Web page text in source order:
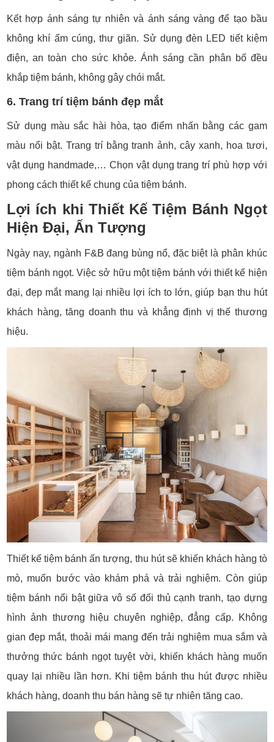
Kết hợp ánh sáng tự nhiên và ánh sáng vàng để tạo bầu
không khí ấm cúng, thư giãn. Sử dụng đèn LED tiết kiệm
điện, an toàn cho sức khỏe. Ánh sáng cần phân bố đều
khắp tiệm bánh, không gây chói mắt.
6. Trang trí tiệm bánh đẹp mắt
Sử dụng màu sắc hài hòa, tạo điểm nhấn bằng các gam
màu nổi bật. Trang trí bằng tranh ảnh, cây xanh, hoa tươi,
vật dụng handmade,… Chọn vật dụng trang trí phù hợp với
phong cách thiết kế chung của tiệm bánh.
Lợi ích khi Thiết Kế Tiệm Bánh Ngọt
Hiện Đại, Ấn Tượng
Ngày nay, ngành F&B đang bùng nổ, đặc biệt là phân khúc
tiệm bánh ngọt. Việc sở hữu một tiệm bánh với thiết kế hiện
đại, đẹp mắt mang lại nhiều lợi ích to lớn, giúp bạn thu hút
khách hàng, tăng doanh thu và khẳng định vị thế thương
hiệu.
Thiết kế tiệm bánh ấn tượng, thu hút sẽ khiến khách hàng tò
mò, muốn bước vào khám phá và trải nghiệm. Còn giúp
tiệm bánh nổi bật giữa vô số đối thủ cạnh tranh, tạo dựng
hình ảnh thương hiệu chuyên nghiệp, đẳng cấp. Không
gian đẹp mắt, thoải mái mang đến trải nghiệm mua sắm và
thưởng thức bánh ngọt tuyệt vời, khiến khách hàng muốn
quay lại nhiều lần hơn. Khi tiệm bánh thu hút được nhiều
khách hàng, doanh thu bán hàng sẽ tự nhiên tăng cao.